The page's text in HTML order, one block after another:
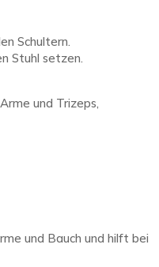
Schultern.
Stuhl setzen.
und Trizeps,
und Bauch und hilft bei